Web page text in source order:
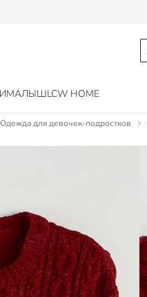
МАЛЫШLCW HOME
Одежда для девочек-подростков